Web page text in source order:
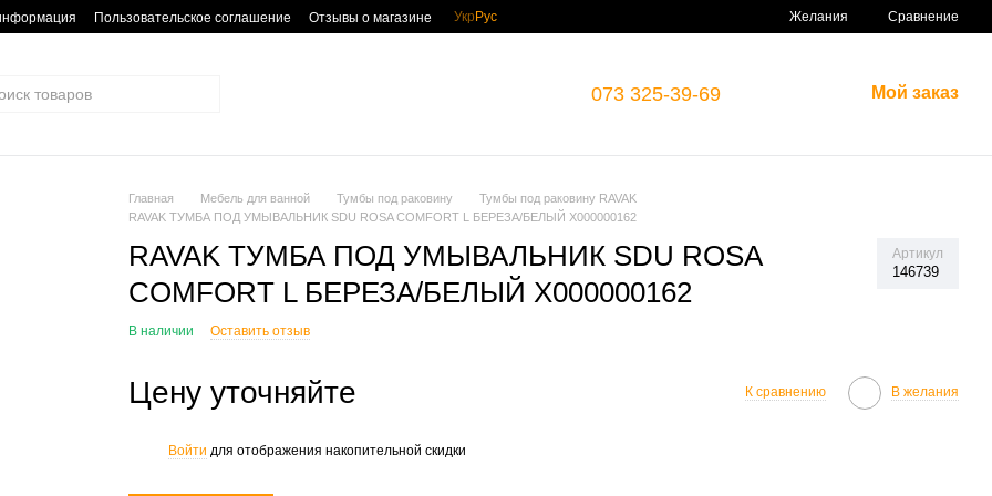
Пользовательское соглашение Отзывы о магазине Укр Рус Желания Сравнение
073 325-39-69 Мой заказ
Главная Мебель для ванной Тумбы под раковину
Тумбы под раковину RAVAK
RAVAK ТУМБА ПОД УМЫВАЛЬНИК SDU ROSA COMFORT L БЕРЕЗА/БЕЛЫЙ X000000162
RAVAK ТУМБА ПОД УМЫВАЛЬНИК SDU ROSA
COMFORT L БЕРЕЗА/БЕЛЫЙ X000000162
Артикул
146739
В наличии Оставить отзыв
Цену уточняйте К сравнению В желания
Войти для отображения накопительной скидки